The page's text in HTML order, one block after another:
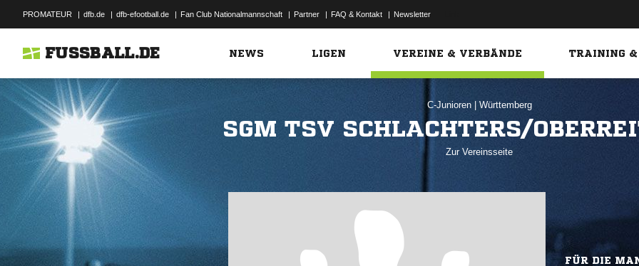
PROMATEUR | dfb.de | dfb-efootball.de | Fan Club Nationalmannschaft | Partner | FAQ & Kontakt | Newsletter
FUSSBALL.DE NEWS LIGEN VEREINE & VERBÄNDE TRAINING &
C-Junioren Württemberg
SGM TSV SCHLACHTERS/
Zur Vereinsseite
FÜR DIE